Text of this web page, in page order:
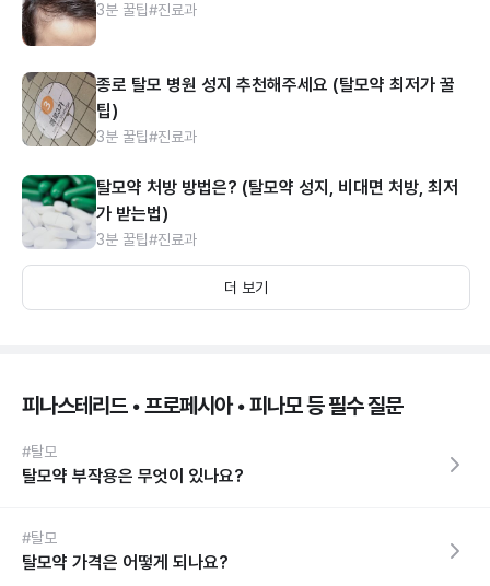
3분 꿀팁#진료과
종로 탈모 병원 성지 추천해주세요 (탈모약 최저가 꿀
팁)
3분 꿀팁#진료과
탈모약 처방 방법은? (탈모약 성지, 비대면 처방, 최저
가 받는법)
3분 꿀팁#진료과
더 보기
피나스테리드 • 프로페시아 • 피나모 등 필수 질문
#탈모
탈모약 부작용은 무엇이 있나요?
#탈모
탈모약 가격은 어떻게 되나요?